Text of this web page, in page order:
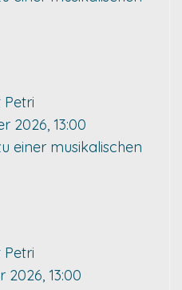
Petri
2026, 13:00
einer musikalischen
Petri
2026, 13:00